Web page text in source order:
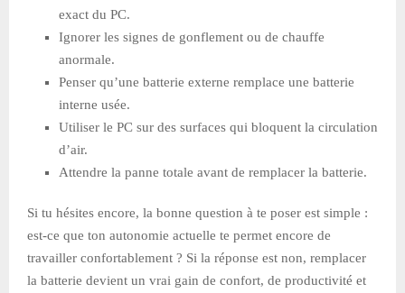
exact du PC.
Ignorer les signes de gonflement ou de chauffe
anormale.
Penser qu’une batterie externe remplace une batterie
interne usée.
Utiliser le PC sur des surfaces qui bloquent la circulation
d’air.
Attendre la panne totale avant de remplacer la batterie.
Si tu hésites encore, la bonne question à te poser est simple :
est-ce que ton autonomie actuelle te permet encore de
travailler confortablement ? Si la réponse est non, remplacer
la batterie devient un vrai gain de confort, de productivité et